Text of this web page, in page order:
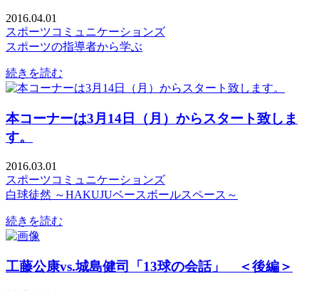
2016.04.01
スポーツコミュニケーションズ
スポーツの指導者から学ぶ
続きを読む
本コーナーは3月14日（月）からスタート致しま
す。
2016.03.01
スポーツコミュニケーションズ
白球徒然 ～HAKUJUベースボールスペース～
続きを読む
工藤公康vs.城島健司「13球の会話」 ＜後編＞